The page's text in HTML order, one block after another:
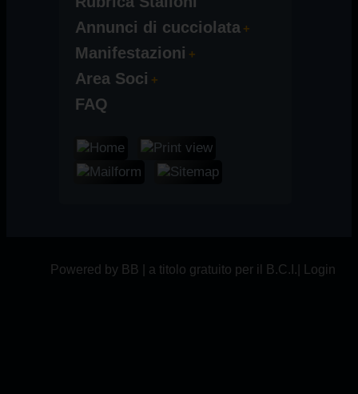
Annunci di cucciolata
Manifestazioni
Area Soci
FAQ
Powered by BB | a titolo gratuito per il B.C.I.| Login